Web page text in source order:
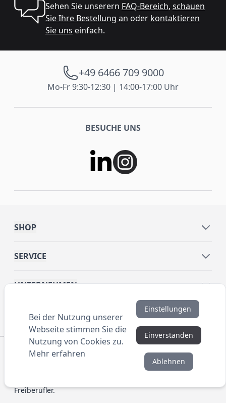
Sehen Sie unserern FAQ-Bereich, schauen
Sie Ihre Bestellung an oder kontaktieren
Sie uns einfach.
+49 6466 709 9000
Mo-Fr 9:30-12:30 | 14:00-17:00 Uhr
BESUCHE UNS
SHOP
SERVICE
UNTERNEHMEN
INFORMATIONEN
© 2016 ANYBRAND.de. All Rights Reserved. Alle
Preisangaben sind Nettopreise zzgl. MwSt. und Versand.
Kein Privatverkauf. Unser Angebot richtet sich
Freiberufler.
Bei der Nutzung unserer
Webseite stimmen Sie die
Nutzung von Cookies zu.
Mehr erfahren
Einstellungen
Einverstanden
Ablehnen